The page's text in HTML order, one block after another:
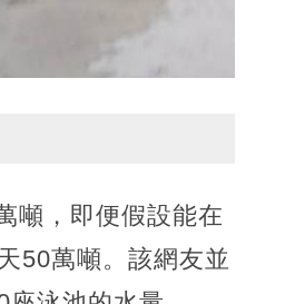
噸，即便假設能在
50萬噸。該網友並